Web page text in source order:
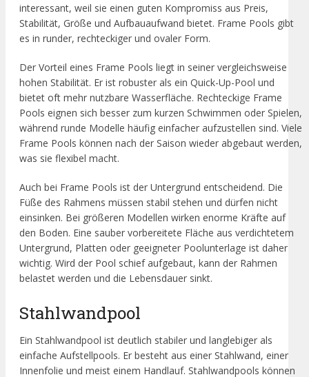
interessant, weil sie einen guten Kompromiss aus Preis,
Stabilität, Größe und Aufbauaufwand bietet. Frame Pools gibt
es in runder, rechteckiger und ovaler Form.
Der Vorteil eines Frame Pools liegt in seiner vergleichsweise
hohen Stabilität. Er ist robuster als ein Quick-Up-Pool und
bietet oft mehr nutzbare Wasserfläche. Rechteckige Frame
Pools eignen sich besser zum kurzen Schwimmen oder Spielen,
während runde Modelle häufig einfacher aufzustellen sind. Viele
Frame Pools können nach der Saison wieder abgebaut werden,
was sie flexibel macht.
Auch bei Frame Pools ist der Untergrund entscheidend. Die
Füße des Rahmens müssen stabil stehen und dürfen nicht
einsinken. Bei größeren Modellen wirken enorme Kräfte auf
den Boden. Eine sauber vorbereitete Fläche aus verdichtetem
Untergrund, Platten oder geeigneter Poolunterlage ist daher
wichtig. Wird der Pool schief aufgebaut, kann der Rahmen
belastet werden und die Lebensdauer sinkt.
Stahlwandpool
Ein Stahlwandpool ist deutlich stabiler und langlebiger als
einfache Aufstellpools. Er besteht aus einer Stahlwand, einer
Innenfolie und meist einem Handlauf. Stahlwandpools können